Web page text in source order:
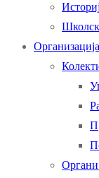
Организација